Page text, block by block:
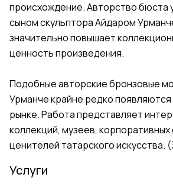
происхождение. Авторство бюста
сыном скульптора Айдаром
значительно повышает
ценность произведения.
Подобные авторские бронзовые
Урманче крайне редко
рынке. Работа представляет
коллекций, музеев, корпоративных
ценителей татарского искусства.
Услуги